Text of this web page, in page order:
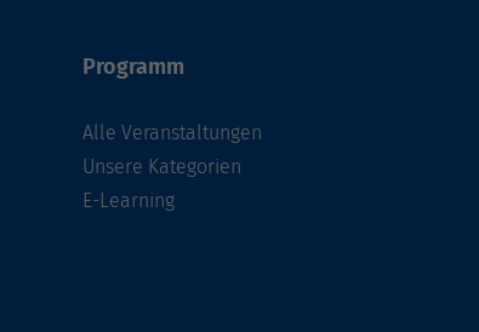
Programm
Alle Veranstaltungen
Unsere Kategorien
E-Learning